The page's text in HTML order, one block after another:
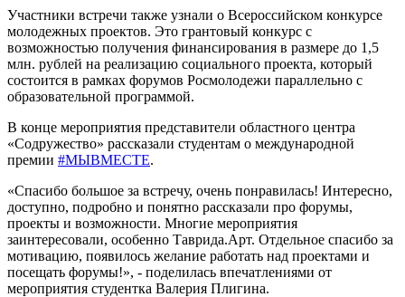
Участники встречи также узнали о Всероссийском конкурсе
молодежных проектов. Это грантовый конкурс с
возможностью получения финансирования в размере до 1,5
млн. рублей на реализацию социального проекта, который
состоится в рамках форумов Росмолодежи параллельно с
образовательной программой.
В конце мероприятия представители областного центра
«Содружество» рассказали студентам о международной
премии #МЫВМЕСТЕ.
«Спасибо большое за встречу, очень понравилась! Интересно,
доступно, подробно и понятно рассказали про форумы,
проекты и возможности. Многие мероприятия
заинтересовали, особенно Таврида.Арт. Отдельное спасибо за
мотивацию, появилось желание работать над проектами и
посещать форумы!», - поделилась впечатлениями от
мероприятия студентка Валерия Плигина.